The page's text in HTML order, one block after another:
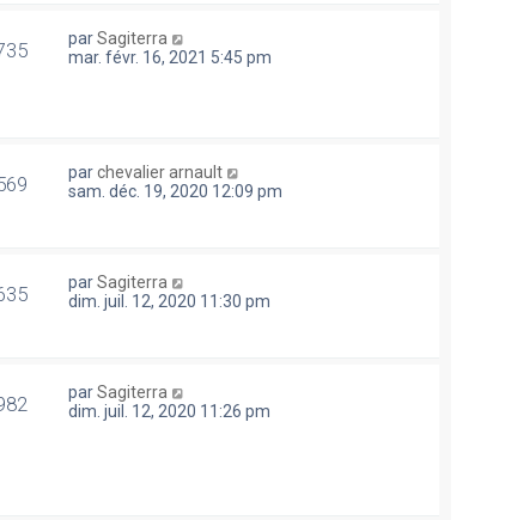
parSagiterra
mar. févr. 16, 2021 5:45 pm
parchevalier arnault
sam. déc. 19, 2020 12:09 pm
parSagiterra
dim. juil. 12, 2020 11:30 pm
parSagiterra
dim. juil. 12, 2020 11:26 pm